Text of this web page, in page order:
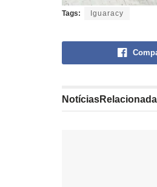
Tags: Iguaracy
Notícias